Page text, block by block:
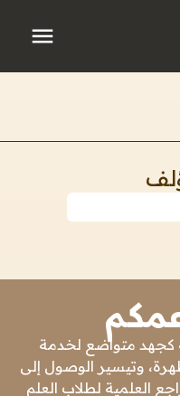
كجهد متواضع لخدمة
وتيسير الوصول إلى
العلمية لطلاب العلم